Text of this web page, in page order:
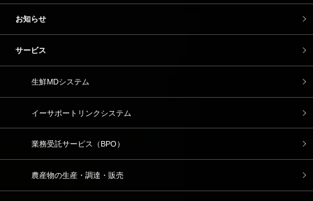
お知らせ
サービス
生鮮MDシステム
イーサポートリンクシステム
業務受託サービス（BPO）
農産物の生産・調達・販売